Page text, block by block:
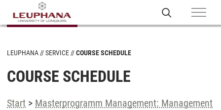
LEUPHANA SERVICE COURSE SCHEDULE
COURSE SCHEDULE
Start > Masterprogramm Management: Management